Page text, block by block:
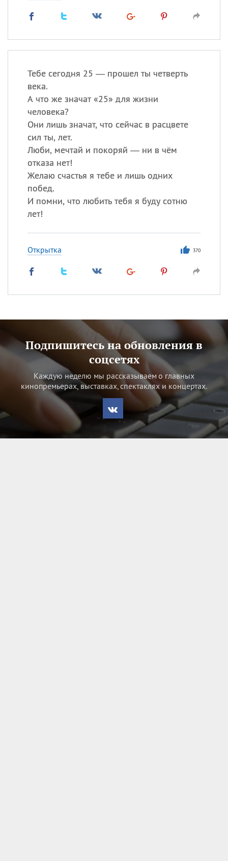
Тебе сегодня 25 — прошел ты четверть
века.
А что же значат «25» для жизни
человека?
Они лишь значат, что сейчас в расцвете
сил ты, лет.
Люби, мечтай и покоряй — ни в чём
отказа нет!
Желаю счастья я тебе и лишь одних
побед.
И помни, что любить тебя я буду сотню
лет!
Открытка 370
Подпишитесь на обновления в
соцсетях
Каждую неделю мы рассказываем о главных
кинопремьерах, выставках, спектаклях и концертах.